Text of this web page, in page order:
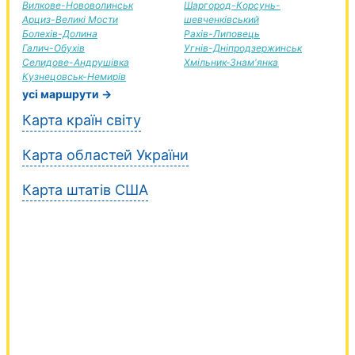
Вилкове-Нововолинськ
Арциз-Великі Мости
Болехів-Долина
Галич-Обухів
Селидове-Андрушівка
Кузнецовськ-Немирів
Шаргород-Корсунь-
шевченківський
Рахів-Липовець
Угнів-Дніпродзержинськ
Хмільник-Знам'янка
усі маршрути →
Карта країн світу
Карта областей України
Карта штатів США